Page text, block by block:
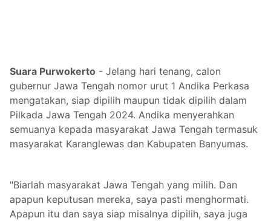
Suara Purwokerto - Jelang hari tenang, calon
gubernur Jawa Tengah nomor urut 1 Andika Perkasa
mengatakan, siap dipilih maupun tidak dipilih dalam
Pilkada Jawa Tengah 2024. Andika menyerahkan
semuanya kepada masyarakat Jawa Tengah termasuk
masyarakat Karanglewas dan Kabupaten Banyumas.
"Biarlah masyarakat Jawa Tengah yang milih. Dan
apapun keputusan mereka, saya pasti menghormati.
Apapun itu dan saya siap misalnya dipilih, saya juga